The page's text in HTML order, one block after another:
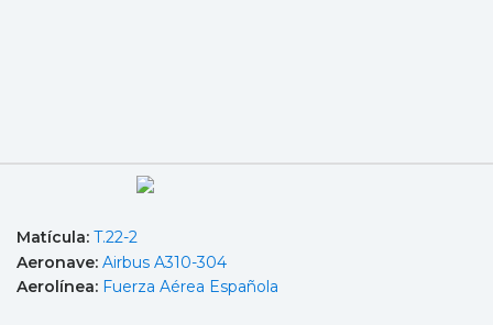
Matícula: T.22-2
Aeronave: Airbus A310-304
Aerolínea: Fuerza Aérea Española